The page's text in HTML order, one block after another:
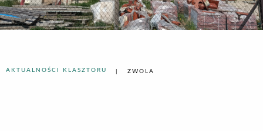
AKTUALNOŚCI KLASZTORU ZWOLA